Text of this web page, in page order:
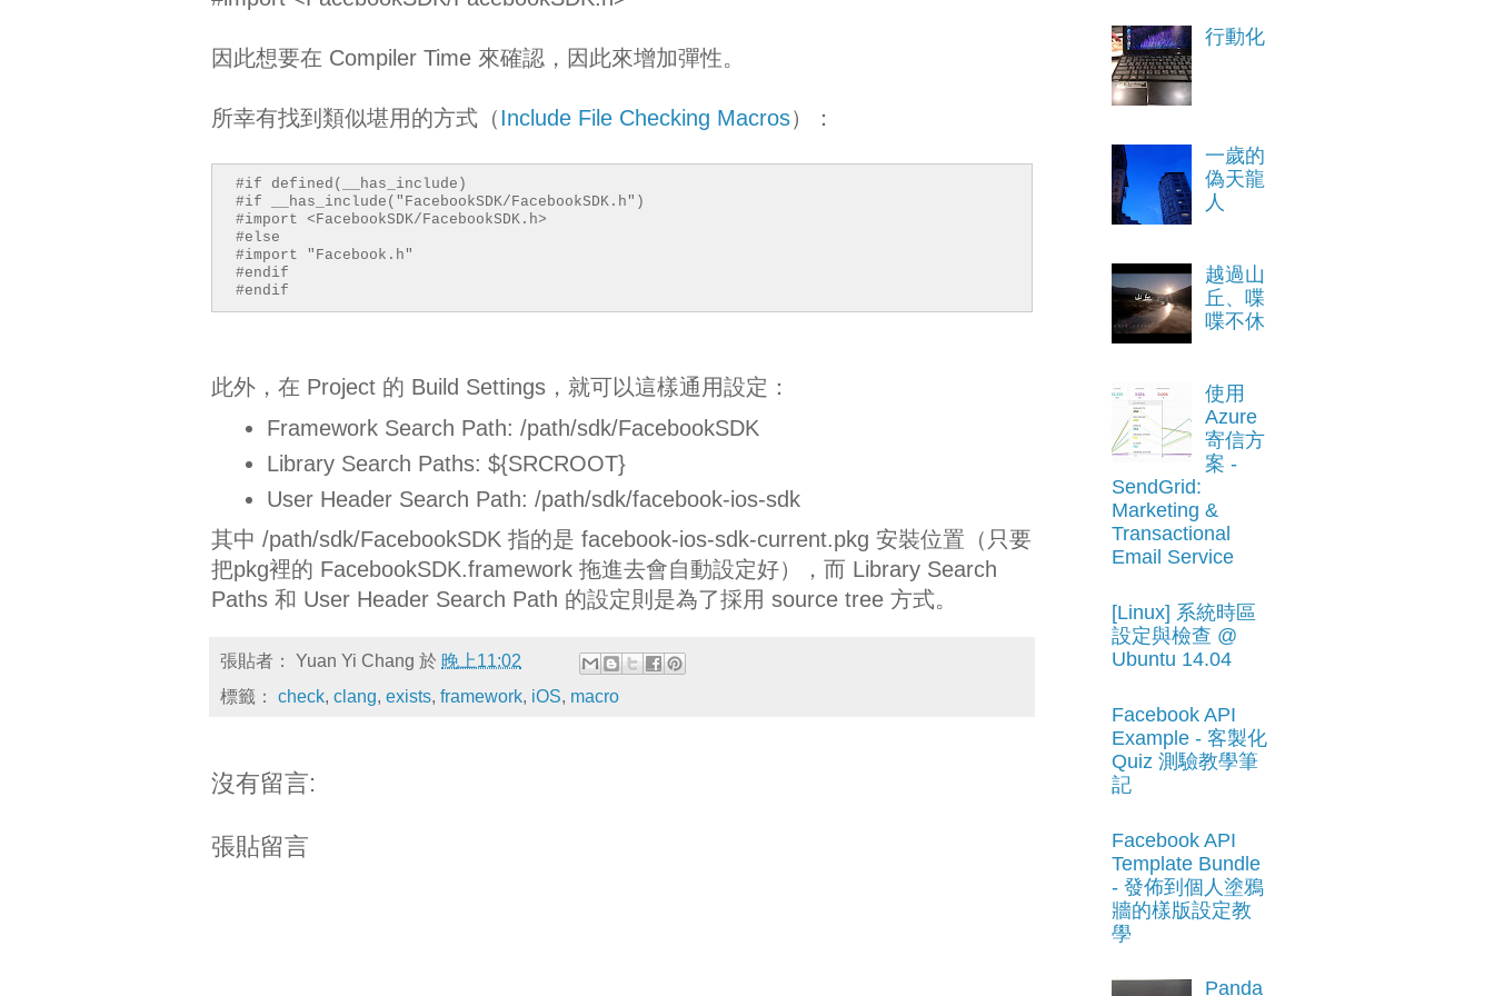
因此想要在 Compiler Time 來確認，因此來增加彈性。
所幸有找到類似堪用的方式（Include File Checking Macros）：
#if defined(__has_include)
#if __has_include("FacebookSDK/FacebookSDK.h")
#import <FacebookSDK/FacebookSDK.h>
#else
#import "Facebook.h"
#endif
#endif
此外，在 Project 的 Build Settings，就可以這樣通用設定：
Framework Search Path: /path/sdk/FacebookSDK
Library Search Paths: ${SRCROOT}
User Header Search Path: /path/sdk/facebook-ios-sdk
其中 /path/sdk/FacebookSDK 指的是 facebook-ios-sdk-current.pkg 安裝位置（只要
把pkg裡的 FacebookSDK.framework 拖進去會自動設定好），而 Library Search
Paths 和 User Header Search Path 的設定則是為了採用 source tree 方式。
張貼者： Yuan Yi Chang 於 晚上11:02
標籤： check clang exists framework iOS macro
沒有留言:
張貼留言
行動化
一歲的
偽天龍
人
越過山
丘、喋
喋不休
使用
Azure
寄信方
案 -
SendGrid:
Marketing &
Transactional
Email Service
[Linux] 系統時區
設定與檢查 @
Ubuntu 14.04
Facebook API
Example - 客製化
Quiz 測驗教學筆
記
Facebook API
Template Bundle
- 發佈到個人塗鴉
牆的樣版設定教
學
Panda